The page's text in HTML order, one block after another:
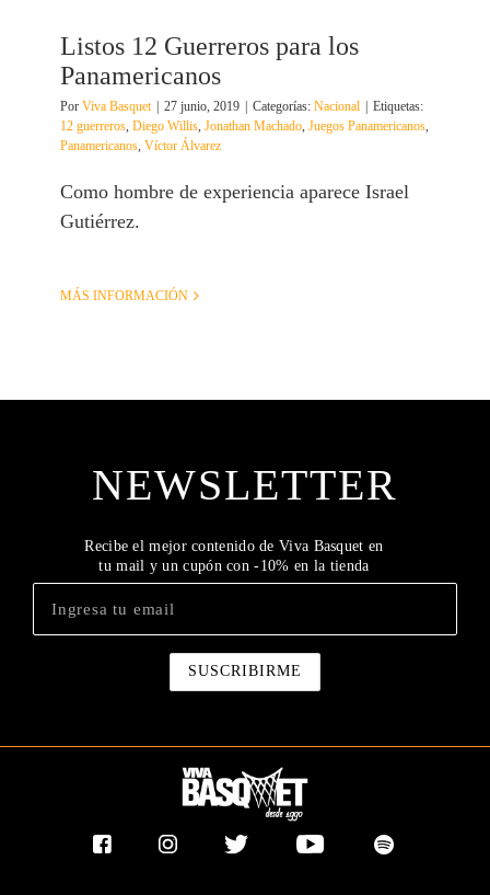
Listos 12 Guerreros para los
Panamericanos
Por Viva Basquet 27 junio, 2019 Categorías: Nacional
Etiquetas:
12 guerreros, Diego Willis, Jonathan Machado, Juegos Panamericanos,
Panamericanos, Víctor Álvarez
Como hombre de experiencia aparece Israel
Gutiérrez.
MÁS INFORMACIÓN
NEWSLETTER
Recibe el mejor contenido de Viva Basquet en
tu mail y un cupón con -10% en la tienda